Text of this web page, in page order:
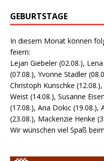
GEBURTSTAGE
In diesem Monat können
feiern:
Lejan Giebeler (02.08.),
(07.08.), Yvonne Stadler
Christoph Kunschke
Weist (14.08.), Susanne
(17.08.), Ana Dokic (19.08.),
(23.08.), Mackenzie Henke
Wir wünschen viel Spaß